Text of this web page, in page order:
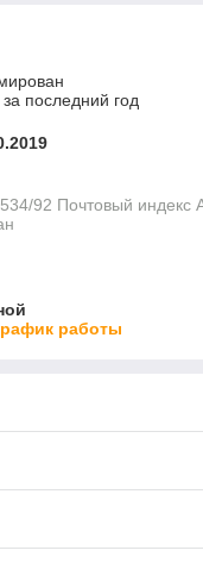
последний год
92 Почтовый индекс
работы